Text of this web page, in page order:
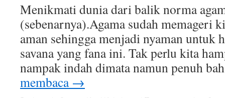
Menikmati dunia dari balik norma
(sebenarnya).Agama sudah memageri
aman sehingga menjadi nyaman untuk
savana yang fana ini. Tak perlu kita
nampak indah dimata namun penuh
membaca →